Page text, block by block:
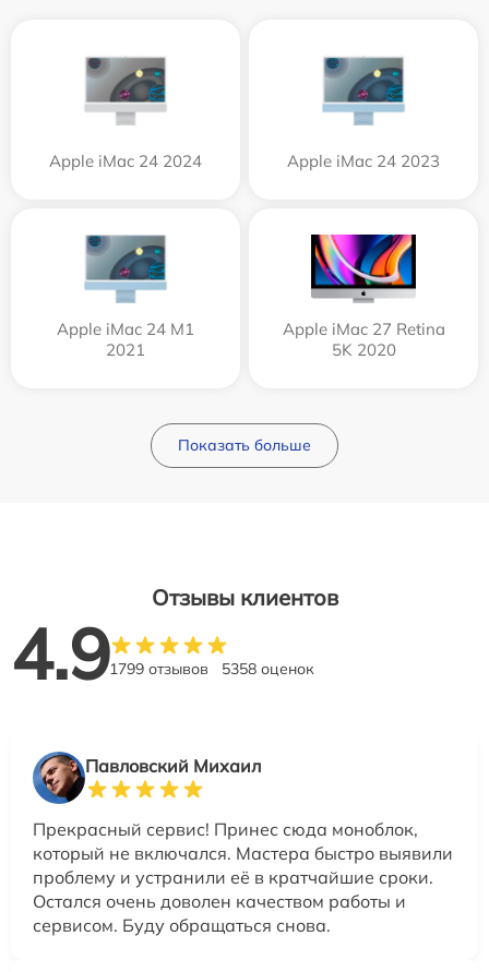
Apple iMac 24 2024 Apple iMac 24 2023
Apple iMac 24 M1
2021
Apple iMac 27 Retina
5K 2020
Показать больше
Отзывы клиентов
4.91799 отзывов 5358 оценок
Павловский Михаил
Прекрасный сервис! Принес сюда моноблок,
который не включался. Мастера быстро выявили
проблему и устранили её в кратчайшие сроки.
Остался очень доволен качеством работы и
сервисом. Буду обращаться снова.